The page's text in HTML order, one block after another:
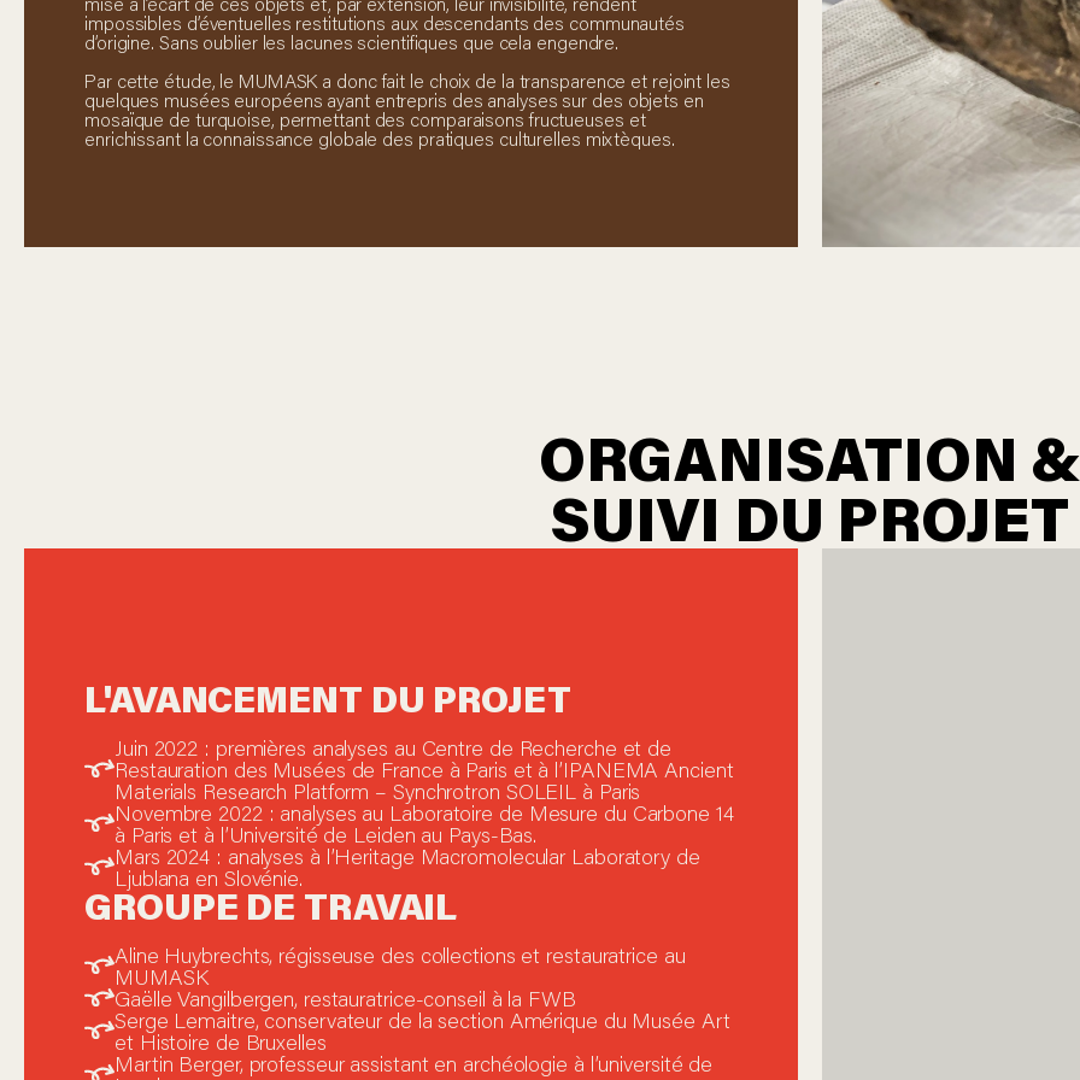
impossibles d’éventuelles restitutions aux descendants des communautés
d’origine. Sans oublier les lacunes scientifiques que cela engendre.
Par cette étude, le MUMASK a donc fait le choix de la transparence et rejoint les
quelques musées européens ayant entrepris des analyses sur des objets en
mosaïque de turquoise, permettant des comparaisons fructueuses et
enrichissant la connaissance globale des pratiques culturelles mixtèques.
ORGANISATION
SUIVI DU PROJET
L'AVANCEMENT DU PROJET
Juin 2022 : premières analyses au Centre de Recherche et de
Restauration des Musées de France à Paris et à l’IPANEMA Ancient
Materials Research Platform – Synchrotron SOLEIL à Paris
Novembre 2022 : analyses au Laboratoire de Mesure du Carbone 14
à Paris et à l’Université de Leiden au Pays-Bas.
Mars 2024 : analyses à l’Heritage Macromolecular Laboratory de
Ljublana en Slovénie.
GROUPE DE TRAVAIL
Aline Huybrechts, régisseuse des collections et restauratrice au
MUMASK
Gaëlle Vangilbergen, restauratrice-conseil à la FWB
Serge Lemaitre, conservateur de la section Amérique du Musée Art
et Histoire de Bruxelles
Martin Berger, professeur assistant en archéologie à l’université de